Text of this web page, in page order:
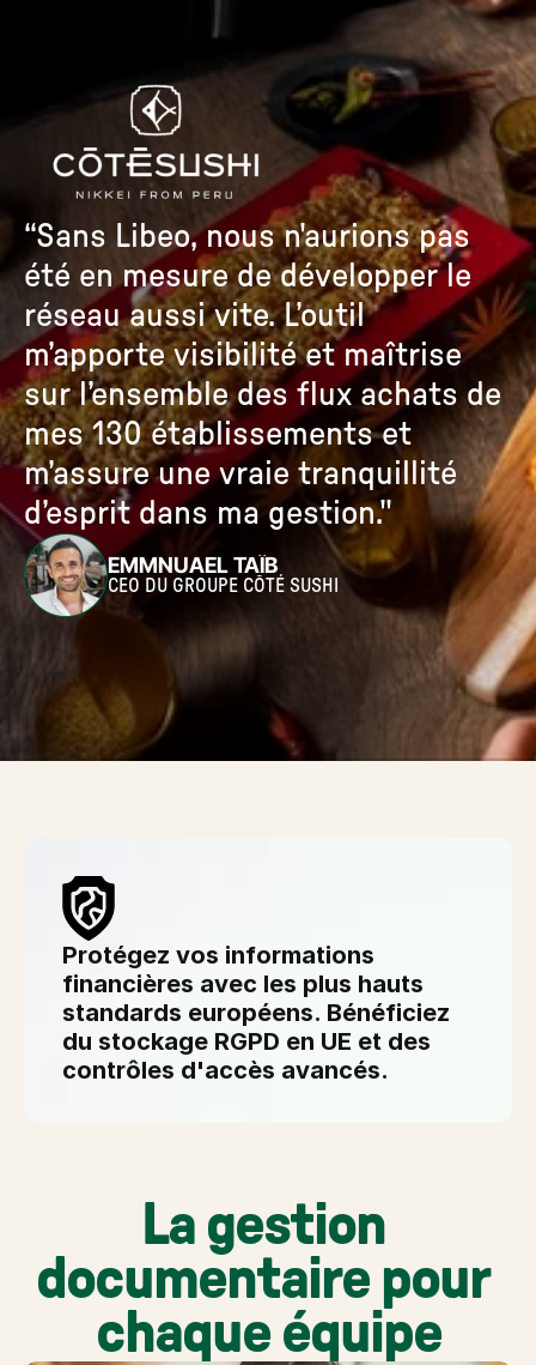
“Sans Libeo, nous n'aurions pas
été en mesure de développer le
réseau aussi vite. L’outil
m’apporte visibilité et maîtrise
sur l’ensemble des flux achats de
mes 130 établissements et
m’assure une vraie tranquillité
d’esprit dans ma gestion."
EMMNUAEL TAÏB
CEO DU GROUPE CÔTÉ SUSHI
Protégez vos informations
financières avec les plus hauts
standards européens. Bénéficiez
du stockage RGPD en UE et des
contrôles d'accès avancés.
La gestion
documentaire pour
chaque équipe